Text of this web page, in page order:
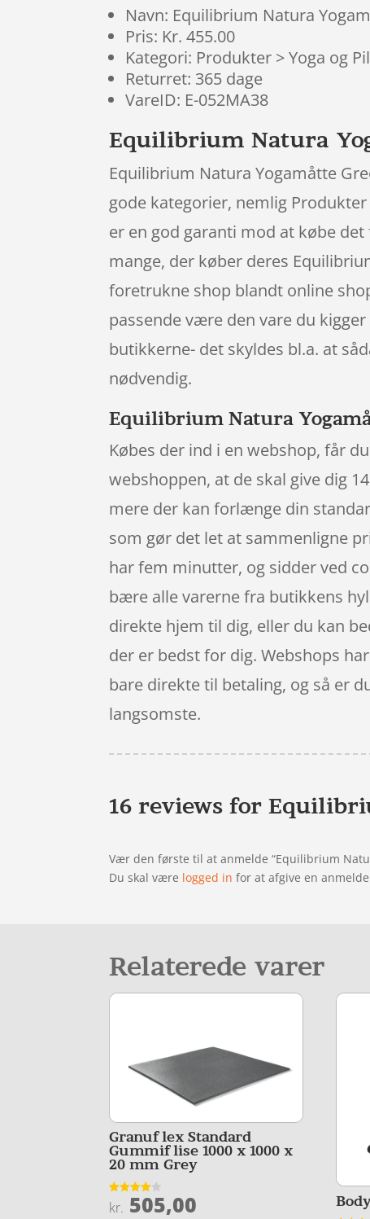
Navn: Equilibrium Natura
Pris: Kr. 455.00
Kategori: Produkter > Yoga og
Returret: 365 dage
VareID: E-052MA38
Equilibrium Natura
Equilibrium Natura Yogamåtte
gode kategorier, nemlig
er en god garanti mod at købe
mange, der køber deres
foretrukne shop blandt online
passende være den vare du
butikkerne- det skyldes bl.a. at
nødvendig.
Equilibrium Natura
Købes der ind i en webshop, får
webshoppen, at de skal give dig
mere der kan forlænge din
som gør det let at sammenligne
har fem minutter, og sidder ved
bære alle varerne fra butikkens
direkte hjem til dig, eller du kan
der er bedst for dig. Webshops
bare direkte til betaling, og så er
langsomste.
16 reviews for
Vær den første til at anmelde “Equilibrium
Du skal være logged in for at afgive en
Relaterede varer
Granuflex Standard
Gummiflise 1000 x 1000 x
20 mm Grey
Vurderet
4
kr. 505,00